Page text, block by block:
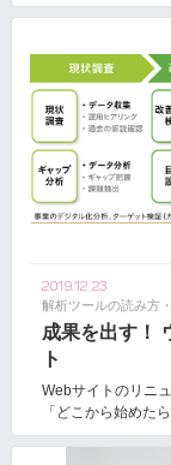
2019.12.23
解析ツールの読み方
成果を出す！
ト
Webサイトのリニ
「どこから始めた